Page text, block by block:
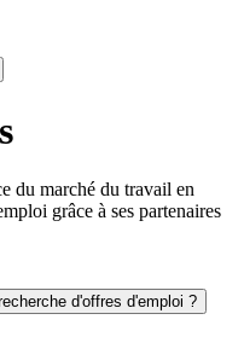
du marché du travail en
grâce à ses partenaires
d'offres d'emploi ?